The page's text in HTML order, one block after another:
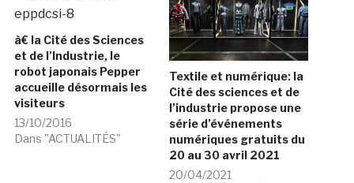
à€ la Cité des Sciences
et de l’Industrie, le
robot japonais Pepper
accueille désormais les
visiteurs
13/10/2016
Dans "ACTUALITÉS"
Textile et numérique: la
Cité des sciences et de
l’industrie propose une
série d’événements
numériques gratuits du
20 au 30 avril 2021
20/04/2021